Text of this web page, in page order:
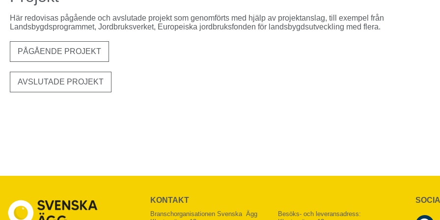
Här redovisas pågående och avslutade projekt som genomförts med hjälp av projektanslag, till exempel från
Landsbygdsprogrammet, Jordbruksverket, Europeiska jordbruksfonden för landsbygdsutveckling med flera.
PÅGÅENDE PROJEKT
AVSLUTADE PROJEKT
KONTAKT
Branschorganisationen Svenska Ägg
Besöks- och leveransadress: